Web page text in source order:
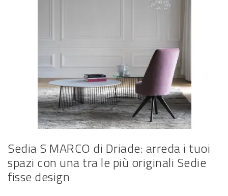
Sedia S MARCO di Driade: arreda i tuoi
spazi con una tra le più originali Sedie
fisse design